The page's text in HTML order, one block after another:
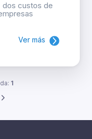
dos custos de
Ver más
1